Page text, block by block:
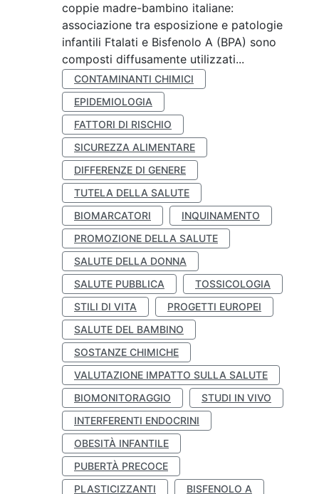
coppie madre-bambino italiane:
associazione tra esposizione e patologie
infantili Ftalati e Bisfenolo A (BPA) sono
composti diffusamente utilizzati...
CONTAMINANTI CHIMICI
EPIDEMIOLOGIA
FATTORI DI RISCHIO
SICUREZZA ALIMENTARE
DIFFERENZE DI GENERE
TUTELA DELLA SALUTE
BIOMARCATORI
INQUINAMENTO
PROMOZIONE DELLA SALUTE
SALUTE DELLA DONNA
SALUTE PUBBLICA
TOSSICOLOGIA
STILI DI VITA
PROGETTI EUROPEI
SALUTE DEL BAMBINO
SOSTANZE CHIMICHE
VALUTAZIONE IMPATTO SULLA SALUTE
BIOMONITORAGGIO
STUDI IN VIVO
INTERFERENTI ENDOCRINI
OBESITÀ INFANTILE
PUBERTÀ PRECOCE
PLASTICIZZANTI
BISFENOLO A